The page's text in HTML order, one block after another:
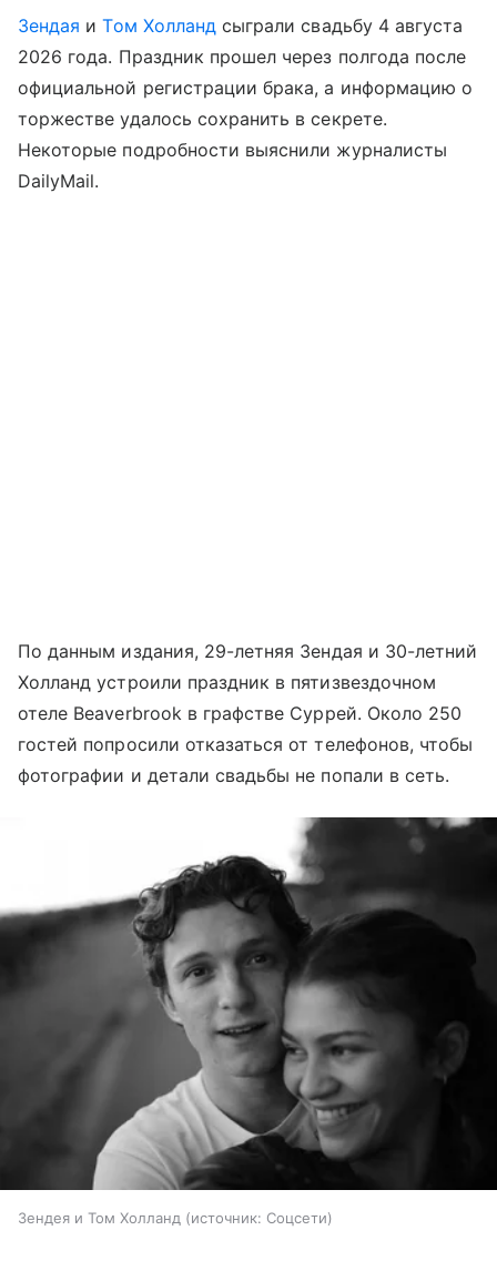
Зендая иТом Холландсыграли свадьбу 4 августа
2026 года. Праздник прошел через полгода после
официальной регистрации брака, а информацию о
торжестве удалось сохранить в секрете.
Некоторые подробности выяснили журналисты
DailyMail.
По данным издания, 29-летняя Зендая и 30-летний
Холланд устроили праздник в пятизвездочном
отеле Beaverbrook в графстве Суррей. Около 250
гостей попросили отказаться от телефонов, чтобы
фотографии и детали свадьбы не попали в сеть.
Зендея и Том Холланд источник: Соцсети